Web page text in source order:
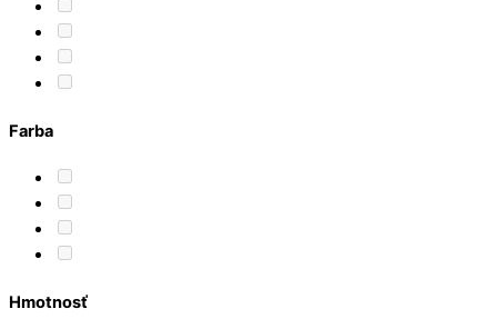
Farba
Hmotnosť